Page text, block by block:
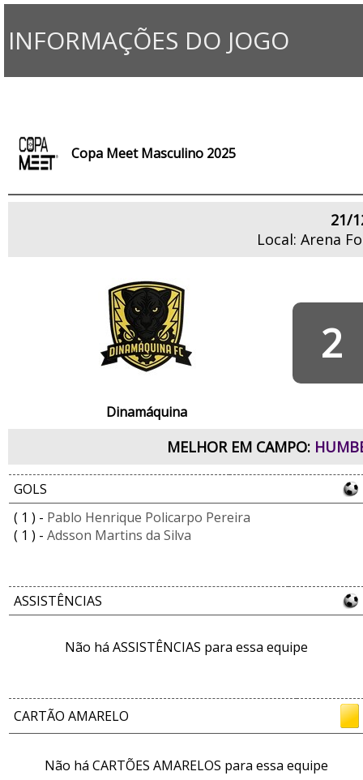
INFORMAÇÕES DO JOGO
Copa Meet Masculino 2025
21/
Local: Arena
Dinamáquina
2
MELHOR EM CAMPO:
GOLS
( 1 ) - Pablo Henrique Policarpo Pereira
( 1 ) - Adsson Martins da Silva
ASSISTÊNCIAS
Não há ASSISTÊNCIAS para essa equipe
CARTÃO AMARELO
Não há CARTÕES AMARELOS para essa equipe